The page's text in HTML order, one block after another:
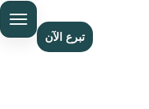
تبرع الآن